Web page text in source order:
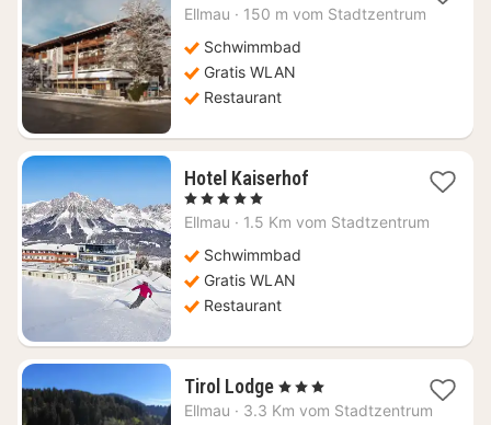
Nacht
Ellmau · 150 m vom Stadtzentrum
Schwimmbad
Gratis WLAN
Restaurant
Hotel Kaiserhof1
ab
, 5 Sterne
Ellmau · 1.5 Km vom Stadtzentrum
Schwimmbad
Gratis WLAN
Restaurant
Tirol Lodge1
Nacht
, 3 Sterne
Ellmau · 3.3 Km vom Stadtzentrum